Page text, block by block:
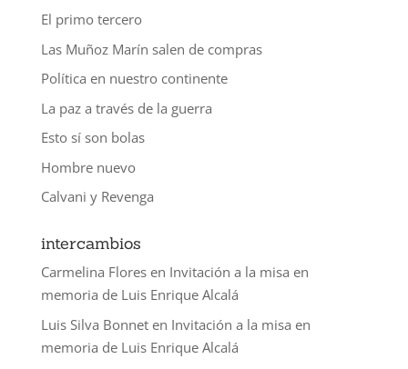
El primo tercero
Las Muñoz Marín salen de compras
Política en nuestro continente
La paz a través de la guerra
Esto sí son bolas
Hombre nuevo
Calvani y Revenga
intercambios
Carmelina Floresen Invitación a la misa en
memoria de Luis Enrique Alcalá
Luis Silva Bonneten Invitación a la misa en
memoria de Luis Enrique Alcalá